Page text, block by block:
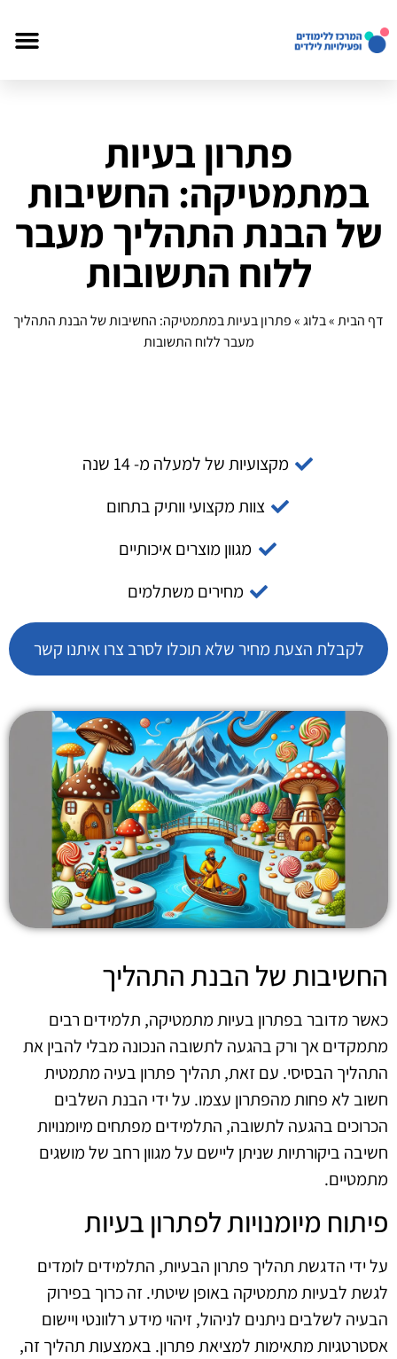
פתרון בעיות
במתמטיקה: החשיבות
של הבנת התהליך מעבר
ללוח התשובות
דף הבית»בלוג»פתרון בעיות במתמטיקה: החשיבות של הבנת התהליך
מעבר ללוח התשובות
מקצועיות של למעלה מ- 14 שנה
צוות מקצועי וותיק בתחום
מגוון מוצרים איכותיים
מחירים משתלמים
לקבלת הצעת מחיר שלא תוכלו לסרב צרו איתנו קשר
החשיבות של הבנת התהליך
כאשר מדובר בפתרון בעיות מתמטיקה, תלמידים רבים
מתמקדים אך ורק בהגעה לתשובה הנכונה מבלי להבין את
התהליך הבסיסי. עם זאת, תהליך פתרון בעיה מתמטית
חשוב לא פחות מהפתרון עצמו. על ידי הבנת השלבים
הכרוכים בהגעה לתשובה, התלמידים מפתחים מיומנויות
חשיבה ביקורתיות שניתן ליישם על מגוון רחב של מושגים
מתמטיים.
פיתוח מיומנויות לפתרון בעיות
על ידי הדגשת תהליך פתרון הבעיות, התלמידים לומדים
לגשת לבעיות מתמטיקה באופן שיטתי. זה כרוך בפירוק
הבעיה לשלבים ניתנים לניהול, זיהוי מידע רלוונטי ויישום
אסטרטגיות מתאימות למציאת פתרון. באמצעות תהליך זה,